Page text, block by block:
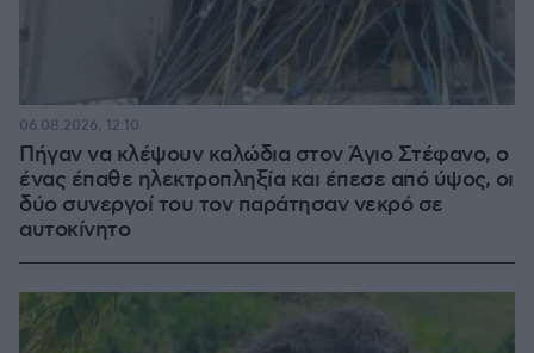
Πήγαν να κλέψουν καλώδια στον Άγιο Στέφανο, ο
ένας έπαθε ηλεκτροπληξία και έπεσε από ύψος, οι
δύο συνεργοί του τον παράτησαν νεκρό σε
αυτοκίνητο
06.08.2026, 12:10